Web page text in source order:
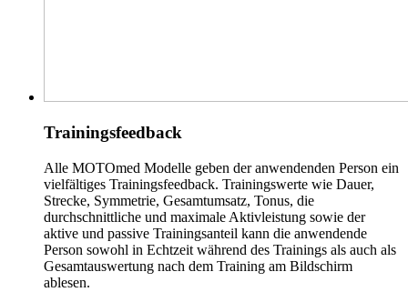
Trainingsfeedback
Alle MOTOmed Modelle geben der anwendenden Person ein
vielfältiges Trainingsfeedback. Trainingswerte wie Dauer,
Strecke, Symmetrie, Gesamtumsatz, Tonus, die
durchschnittliche und maximale Aktivleistung sowie der
aktive und passive Trainingsanteil kann die anwendende
Person sowohl in Echtzeit während des Trainings als auch als
Gesamtauswertung nach dem Training am Bildschirm
ablesen.